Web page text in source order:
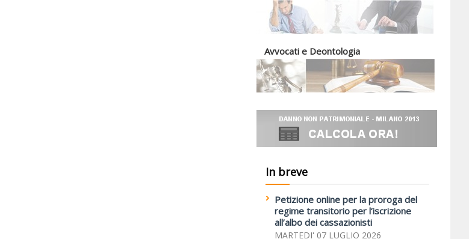
Avvocati e Deontologia
In breve
Petizione online per la proroga del
regime transitorio per l’iscrizione
all’albo dei cassazionisti
MARTEDI' 07 LUGLIO 2026